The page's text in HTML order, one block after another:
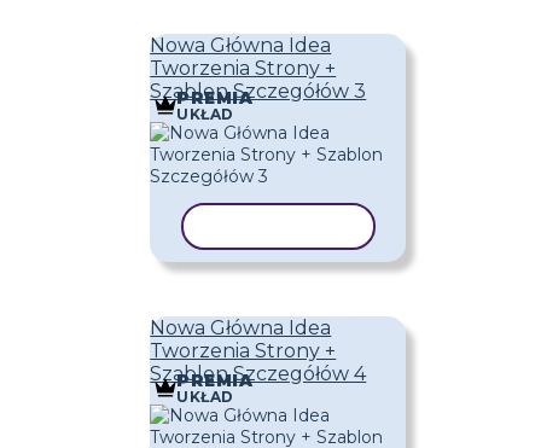
Nowa Główna Idea
Tworzenia Strony +
Szablon Szczegółów 3
PREMIA
UKŁAD
Nowa Główna Idea
Tworzenia Strony +
Szablon Szczegółów 4
PREMIA
UKŁAD